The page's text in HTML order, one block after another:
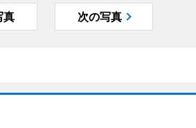
真 次の写真